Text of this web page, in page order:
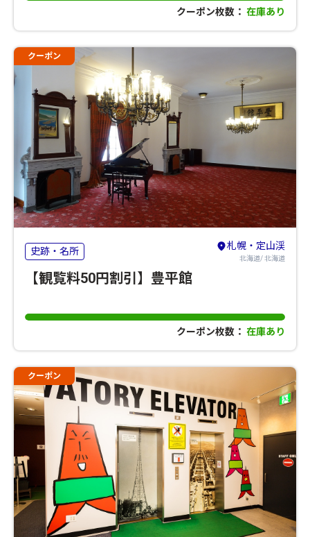
クーポン枚数： 在庫あり
クーポン
史跡・名所 札幌・定山渓
北海道/ 北海道
【観覧料50円割引】豊平館
クーポン枚数： 在庫あり
クーポン